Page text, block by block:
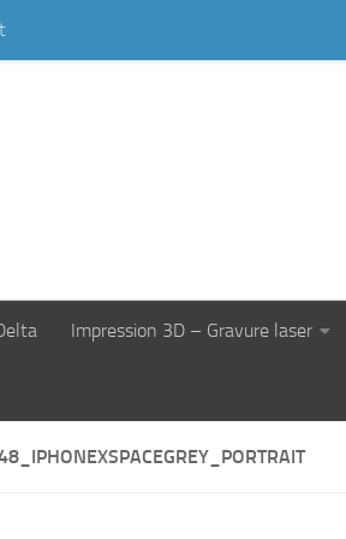
Impression 3D – Gravure laser